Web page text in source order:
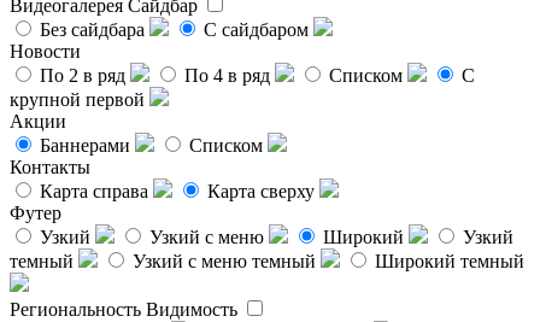
Видеогалерея Сайдбар
Без сайдбара
С сайдбаром
Новости
По 2 в ряд
По 4 в ряд Списком
С
крупной первой
Акции
Баннерами
Списком
Контакты
Карта справа
Карта сверху
Футер
Узкий
Узкий с меню Широкий
Узкий
темный
Узкий с меню темный Широкий темный
Региональность Видимость